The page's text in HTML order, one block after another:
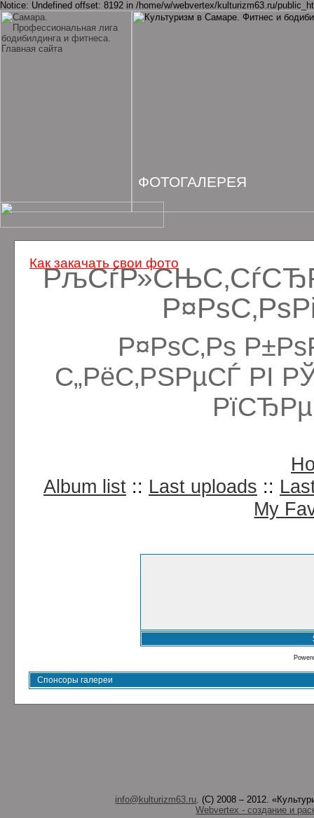
Notice: Undefined offset: 8192 in /home/w/webvertex/kulturizm63.ru/
Р¤РѕС‚Рѕ
С„РёС‚РЅРµСЃ РІ
Album list :: Last uploads ::
My
Webvertex - создание и
ФОТОГАЛЕРЕЯ
Как закачать свои фото